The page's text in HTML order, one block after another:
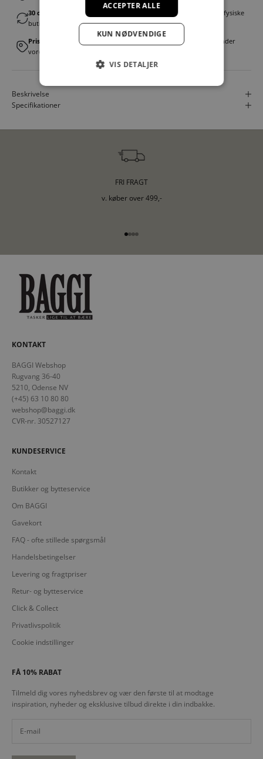
30 dages fortrydelsesret
│Byt eller returner gratis i en af vores fysiske
butikker
Prismatch
│Vi tilbyder landsdækkende prisgaranti. Læs mere under
vores FAQ
Beskrivelse
Specifikationer
FRI FRAGT
v. køber over 499,-
Gå til element 1
Gå til element 2
Gå til element 3
Gå til element 4
KONTAKT
BAGGI Webshop
Rugvang 36-40
5210, Odense NV
(+45) 63 10 80 80
webshop@baggi.dk
CVR-nr. 30527127
KUNDESERVICE
Kontakt
Butikker og bytteservice
Om BAGGI
Gavekort
FAQ - ofte stillede spørgsmål
Handelsbetingelser
Levering og fragtpriser
Retur- og bytteservice
Click & Collect
Privatlivspolitik
Cookie indstillinger
FÅ 10% RABAT
Tilmeld dig vores nyhedsbrev og vær den første til at modtage
inspiration, nyheder og eksklusive tilbud direkte i din indbakke.
ACCEPTER ALLE
KUN NØDVENDIGE
VIS DETALJER